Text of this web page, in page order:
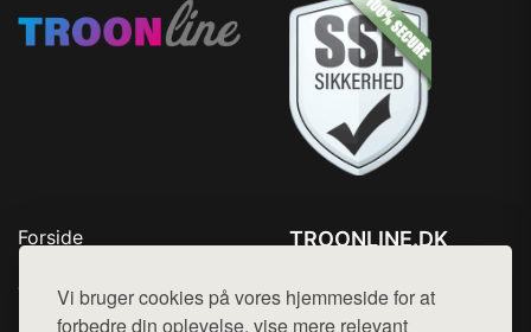
Vi bruger cookies på vores hjemmeside for at
forbedre din oplevelse, vise mere relevant
Forside
Top Rabatter
Blog
TROONLINE.DK
Mail: hej@want.dk